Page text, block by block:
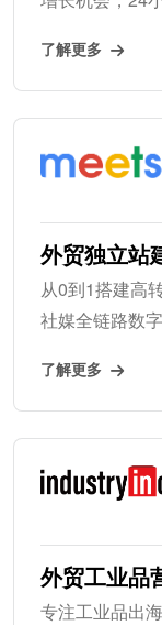
了解更多
外贸独立站
从0到1搭建高
社媒全链路数
了解更多
外贸工业品
专注工业品出